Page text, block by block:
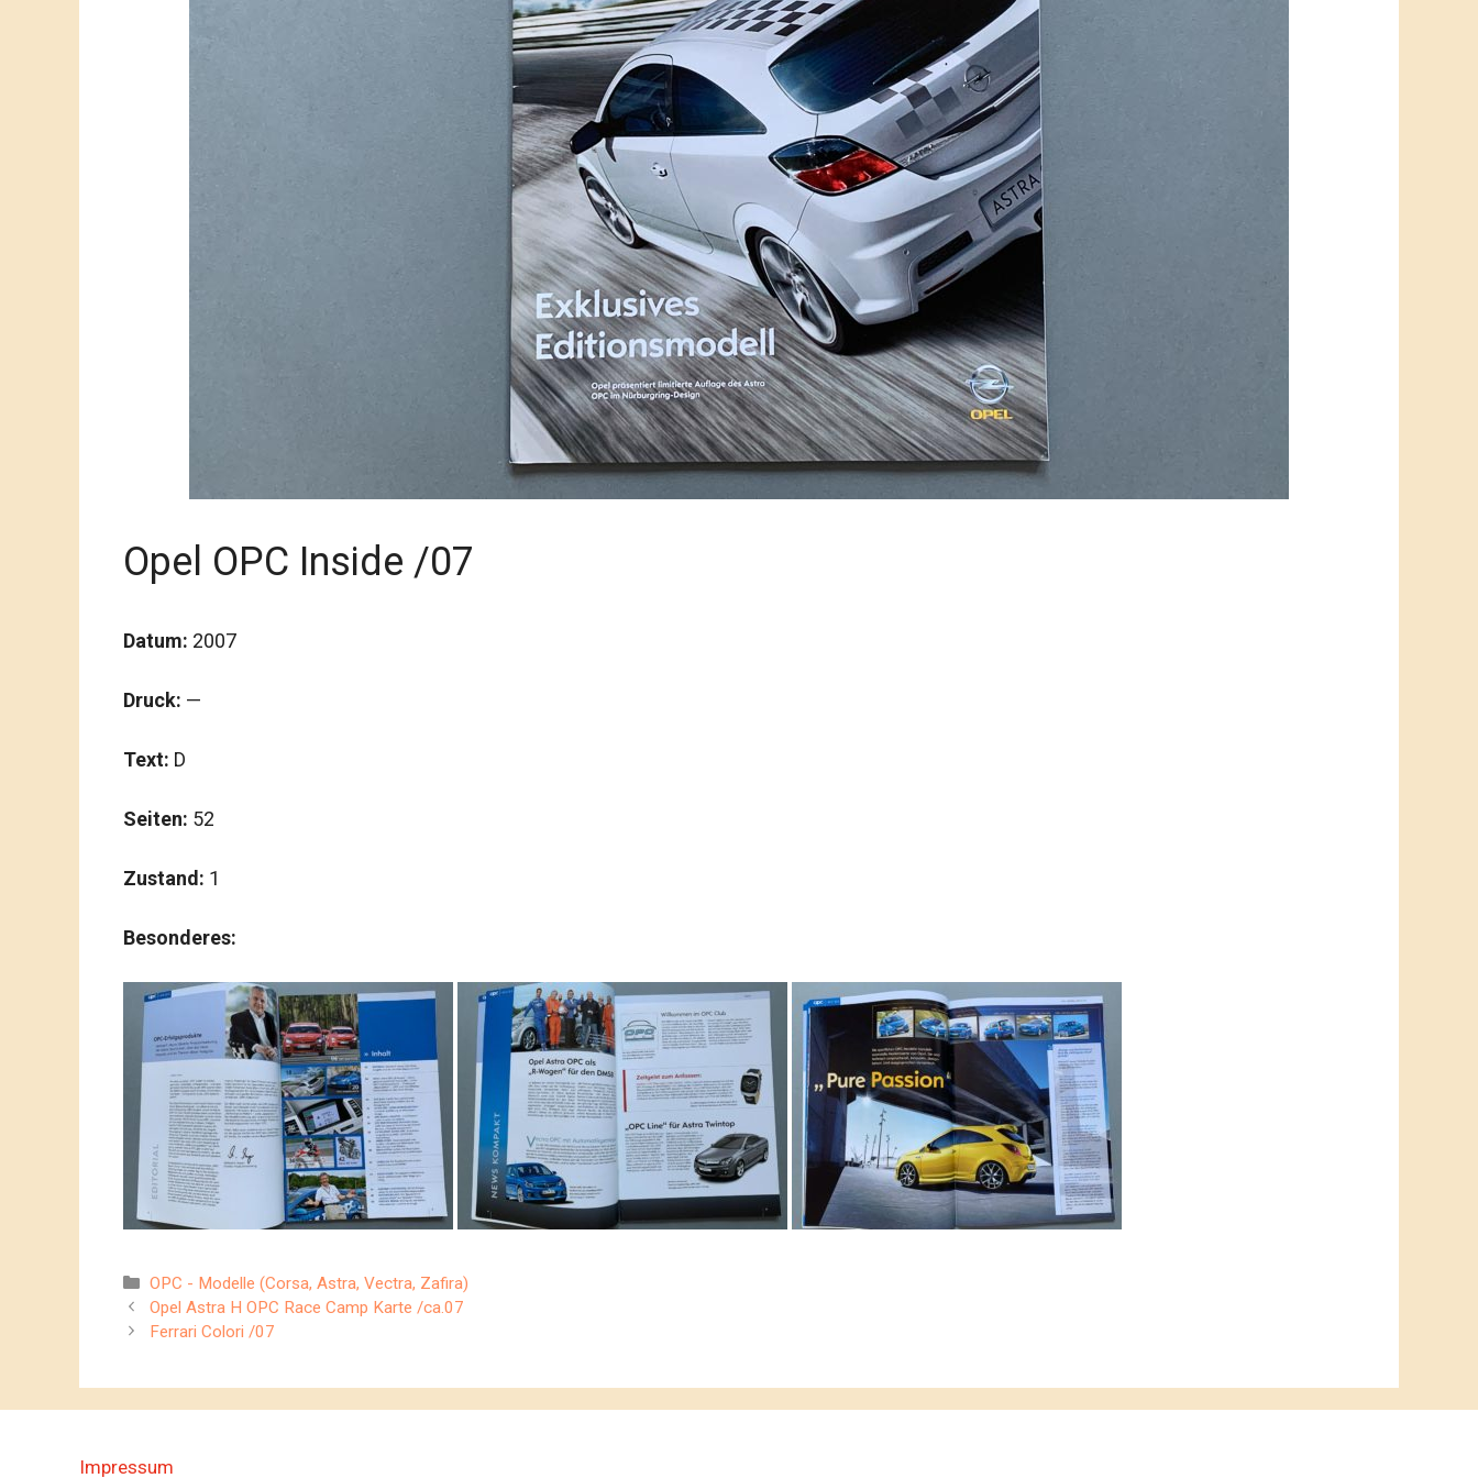
Opel OPC Inside /07
Datum: 2007
Druck: —
Text: D
Seiten: 52
Zustand: 1
Besonderes:
Kategorien
OPC - Modelle (Corsa, Astra, Vectra, Zafira)
Opel Astra H OPC Race Camp Karte /ca.07
Ferrari Colori /07
Impressum